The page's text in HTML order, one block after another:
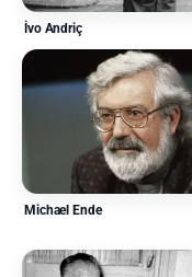
İvo Andriç
Michael Ende